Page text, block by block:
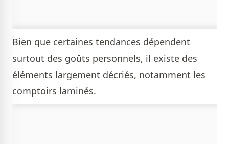
Bien que certaines tendances dépendent
surtout des goûts personnels, il existe des
éléments largement décriés, notamment les
comptoirs laminés.